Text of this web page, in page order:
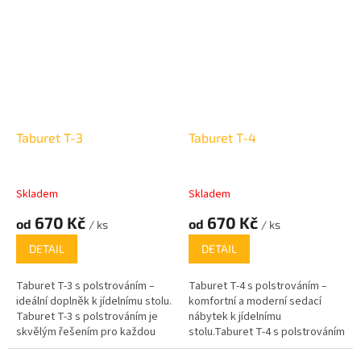
společníkem pro každodenní
každého interiéru.
Taburet T-3
Skladem
od 670 Kč / ks
DETAIL
Taburet T-3 s polstrováním –
ideální doplněk k jídelnímu stolu.
Taburet T-3 s polstrováním je
skvělým řešením pro každou
domácnost, která hledá
Taburet T-4
Skladem
od 670 Kč / ks
DETAIL
Taburet T-4 s polstrováním –
komfortní a moderní sedací
nábytek k jídelnímu
stolu.Taburet T-4 s polstrováním
je ideálním doplňkem k vaší